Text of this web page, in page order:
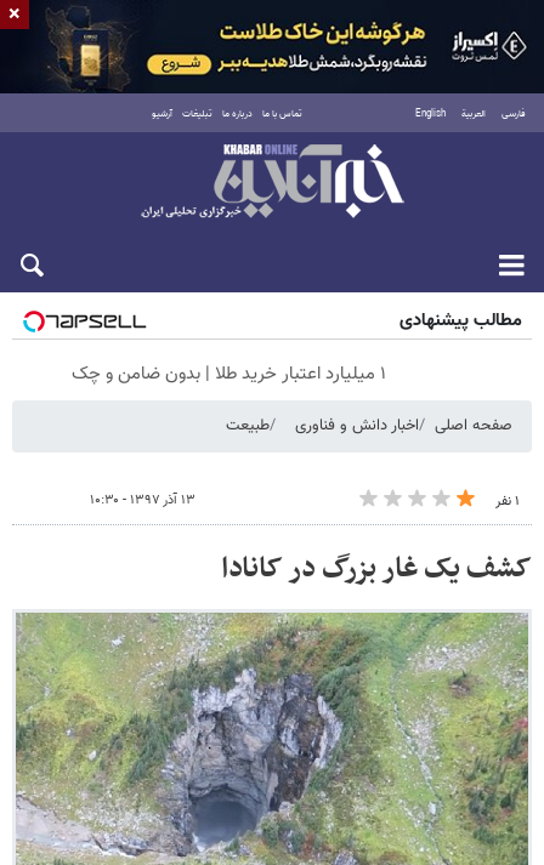
فارسی العربية English تماس با ما درباره ما تبلیغات آرشیو
شنبه ۱۷ مرداد ۱۴۰۵
مطالب پیشنهادی
۱ میلیارد اعتبار خرید طلا | بدون ضامن و چک
صفحه اصلی اخبار دانش و فناوری طبیعت
۱ نفر ۱۳ آذر ۱۳۹۷ - ۱۰:۳۰
کشف یک غار بزرگ در کانادا
×